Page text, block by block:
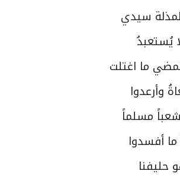
سيدي
يُستعبدُ
ما اغتلت
وأرعدوا
مسلماً
ما أفسدوا
حليفنا